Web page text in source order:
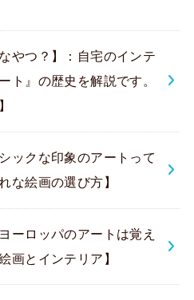
やつ？】：自宅のインテ
ト』の歴史を解説です。
ックな印象のアートって
な絵画の選び方】
ーロッパのアートは覚え
画とインテリア】